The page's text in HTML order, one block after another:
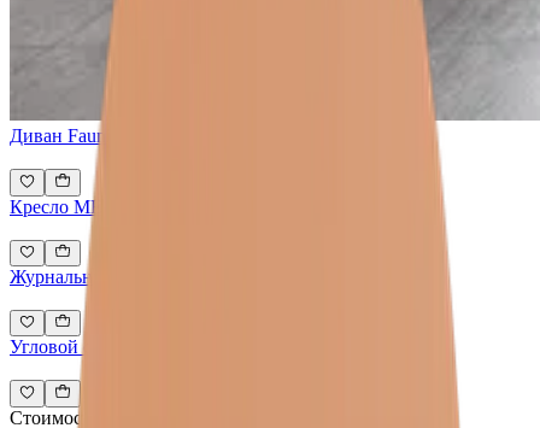
Диван Faunianus
Кресло MERIDIANI Cecile
Журнальный столик POLIFORM Mondrian
Угловой столик POLIFORM Mondrian
Стоимость всех товаров интерьера